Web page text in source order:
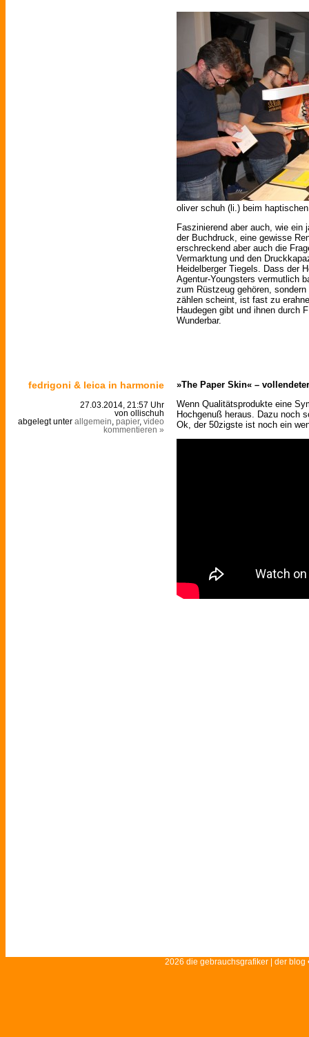
oliver schuh (li.) beim
Faszinierend aber auch, wie ein
der Buchdruck, eine gewisse
erschreckend aber auch die
Vermarktung und den
Heidelberger Tiegels. Dass der
Agentur-Youngsters vermutlich
zum Rüstzeug gehören,
zählen scheint, ist fast zu
Haudegen gibt und ihnen durch
Wunderbar.
fedrigoni & leica in harmonie
27.03.2014, 21:57 Uhr
von ollischuh
abgelegt unter allgemein papier, video
kommentieren »
»The Paper Skin« –
Wenn Qualitätsprodukte eine
Hochgenuß heraus. Dazu noch
Ok, der 50zigste ist noch ein
2026 die gebrauchsgrafiker | der blog